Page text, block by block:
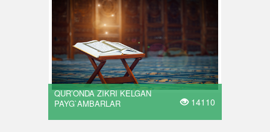
QUR’ONDA ZIKRI KELGAN
PAYG`AMBARLAR
14110